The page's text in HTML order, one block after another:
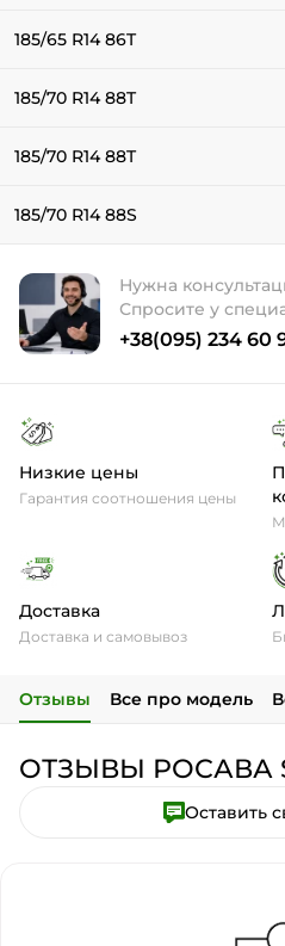
185/65 R14 86T
185/70 R14 88T
185/70 R14 88T
185/70 R14 88S
Нужна
Спросите у
+38(095) 234 60
Низкие цены
Гарантия соотношения цены
Доставка
Доставка и самовывоз
Отзывы Все про модель
ОТЗЫВЫ РОСАВА
Оставить